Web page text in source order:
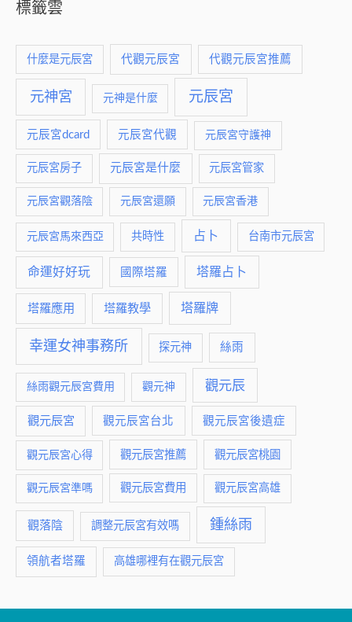
標籤雲
什麼是元辰宮 代觀元辰宮 代觀元辰宮推薦
元神宮 元神是什麼 元辰宮
元辰宮dcard 元辰宮代觀 元辰宮守護神
元辰宮房子 元辰宮是什麼 元辰宮管家
元辰宮觀落陰 元辰宮還願 元辰宮香港
元辰宮馬來西亞 共時性 占卜 台南市元辰宮
命運好好玩 國際塔羅 塔羅占卜
塔羅應用 塔羅教學 塔羅牌
幸運女神事務所 探元神 絲雨
絲雨觀元辰宮費用 觀元神 觀元辰
觀元辰宮 觀元辰宮台北 觀元辰宮後遺症
觀元辰宮心得 觀元辰宮推薦 觀元辰宮桃園
觀元辰宮準嗎 觀元辰宮費用 觀元辰宮高雄
觀落陰 調整元辰宮有效嗎 鍾絲雨
領航者塔羅 高雄哪裡有在觀元辰宮